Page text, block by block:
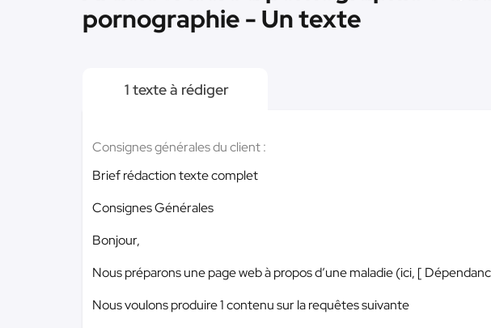
pornographie - Un texte
1 texte à rédiger
Consignes générales du client :
Brief rédaction texte complet
Consignes Générales
Bonjour,
Nous préparons une page web à propos d’une maladie (ici, [
Nous voulons produire 1 contenu sur la requêtes suivante